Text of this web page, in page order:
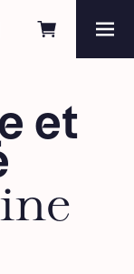
Réserver
Agenda
et